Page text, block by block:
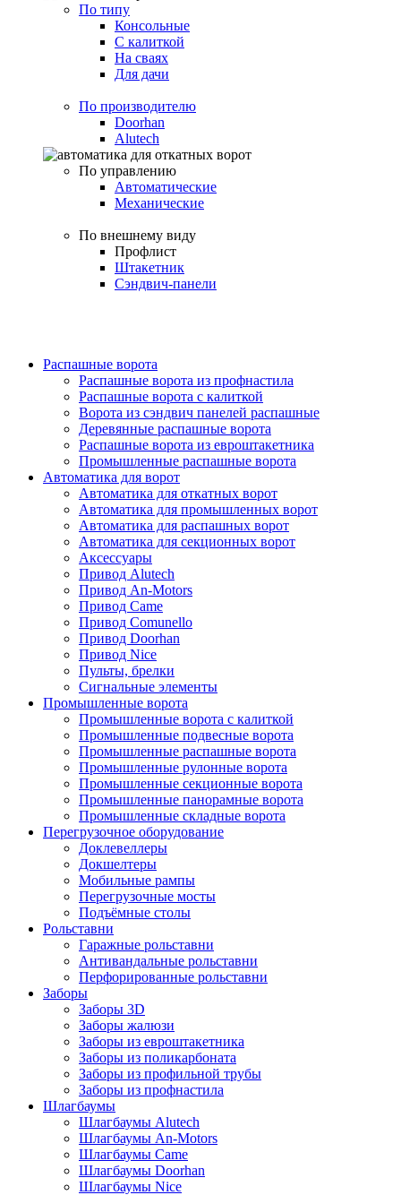
По типу
Консольные
С калиткой
На сваях
Для дачи
По производителю
Doorhan
Alutech
По управлению
Автоматические
Механические
По внешнему виду
Профлист
Штакетник
Сэндвич-панели
Распашные ворота
Распашные ворота из профнастила
Распашные ворота с калиткой
Ворота из сэндвич панелей распашные
Деревянные распашные ворота
Распашные ворота из евроштакетника
Промышленные распашные ворота
Автоматика для ворот
Автоматика для откатных ворот
Автоматика для промышленных ворот
Автоматика для распашных ворот
Автоматика для секционных ворот
Аксессуары
Привод Alutech
Привод An-Motors
Привод Came
Привод Comunello
Привод Doorhan
Привод Nice
Пульты, брелки
Сигнальные элементы
Промышленные ворота
Промышленные ворота с калиткой
Промышленные подвесные ворота
Промышленные распашные ворота
Промышленные рулонные ворота
Промышленные секционные ворота
Промышленные панорамные ворота
Промышленные складные ворота
Перегрузочное оборудование
Доклевеллеры
Докшелтеры
Мобильные рампы
Перегрузочные мосты
Подъёмные столы
Рольставни
Гаражные рольставни
Антивандальные рольставни
Перфорированные рольставни
Заборы
Заборы 3D
Заборы жалюзи
Заборы из евроштакетника
Заборы из поликарбоната
Заборы из профильной трубы
Заборы из профнастила
Шлагбаумы
Шлагбаумы Alutech
Шлагбаумы An-Motors
Шлагбаумы Came
Шлагбаумы Doorhan
Шлагбаумы Nice